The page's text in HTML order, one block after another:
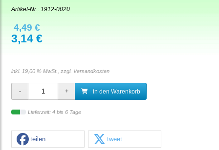
Artikel-Nr.: 1912-0020
4,49 €
3,14 €
inkl. 19,00 % MwSt., zzgl. Versandkosten
in den Warenkorb
Lieferzeit: 4 bis 6 Tage
teilen tweet